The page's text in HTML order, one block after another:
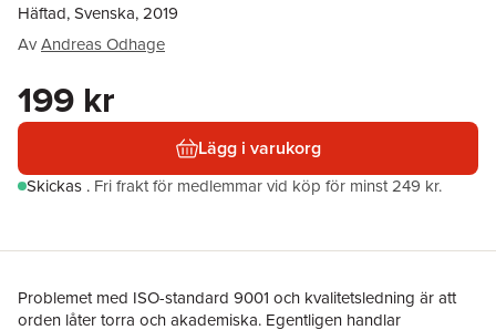
Häftad, Svenska, 2019
AvAndreas Odhage
199 kr
Lägg i varukorg
Skickas . Fri frakt för medlemmar vid köp för minst 249 kr.
Problemet med ISO-standard 9001 och kvalitetsledning är att
orden låter torra och akademiska. Egentligen handlar